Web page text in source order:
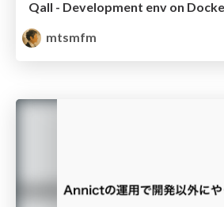
Qall - Development env on
mtsmfm